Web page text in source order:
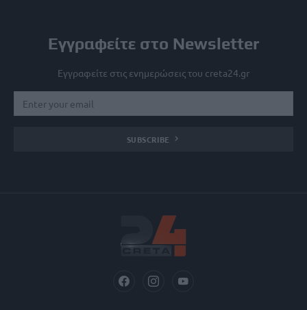
Εγγραφείτε στο Newsletter
Εγγραφείτε στις ενημερώσεις του creta24.gr
SUBSCRIBE